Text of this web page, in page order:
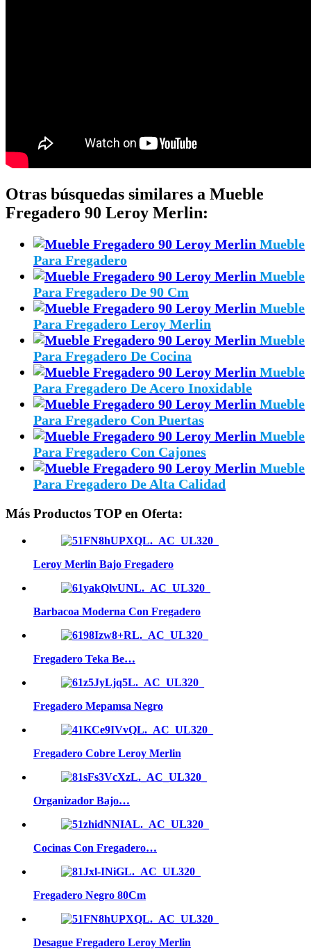
Otras búsquedas similares a Mueble
Fregadero 90 Leroy Merlin:
Mueble
Para Fregadero
Mueble
Para Fregadero De 90 Cm
Mueble
Para Fregadero Leroy Merlin
Mueble
Para Fregadero De Cocina
Mueble
Para Fregadero De Acero Inoxidable
Mueble
Para Fregadero Con Puertas
Mueble
Para Fregadero Con Cajones
Mueble
Para Fregadero De Alta Calidad
Más Productos TOP en Oferta:
Leroy Merlin Bajo Fregadero
Barbacoa Moderna Con Fregadero
Fregadero Teka Be…
Fregadero Mepamsa Negro
Fregadero Cobre Leroy Merlin
Organizador Bajo…
Cocinas Con Fregadero…
Fregadero Negro 80Cm
Desague Fregadero Leroy Merlin